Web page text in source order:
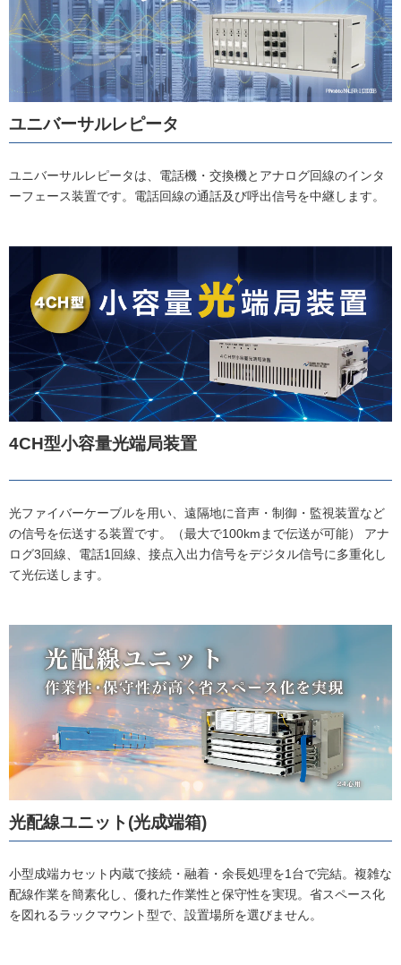
ユニバーサルレピータ
ユニバーサルレピータは、電話機・交換機とアナログ回線のインタ
ーフェース装置です。電話回線の通話及び呼出信号を中継します。
4CH型小容量光端局装置
光ファイバーケーブルを用い、遠隔地に音声・制御・監視装置など
の信号を伝送する装置です。（最大で100kmまで伝送が可能） アナ
ログ3回線、電話1回線、接点入出力信号をデジタル信号に多重化し
て光伝送します。
光配線ユニット(光成端箱)
小型成端カセット内蔵で接続・融着・余長処理を1台で完結。複雑な
配線作業を簡素化し、優れた作業性と保守性を実現。省スペース化
を図れるラックマウント型で、設置場所を選びません。